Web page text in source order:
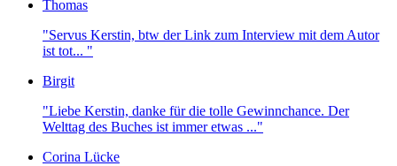
Thomas
"Servus Kerstin, btw der Link zum Interview mit dem Autor
ist tot... "
Birgit
"Liebe Kerstin, danke für die tolle Gewinnchance. Der
Welttag des Buches ist immer etwas ..."
Corina Lücke